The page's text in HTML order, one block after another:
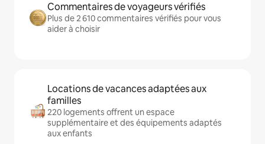
Commentaires de voyageurs vérifiés
Plus de 2 610 commentaires vérifiés pour vous
aider à choisir
Locations de vacances adaptées aux
familles
220 logements offrent un espace
supplémentaire et des équipements adaptés
aux enfants